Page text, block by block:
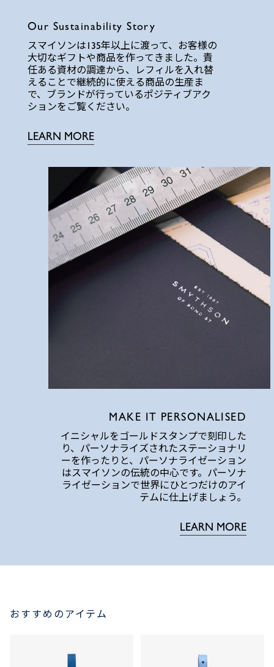
Our Sustainability Story
スマイソンは135年以上に渡って、お客様の
大切なギフトや商品を作ってきました。責
任ある資材の調達から、レフィルを入れ替
えることで継続的に使える商品の生産ま
で、ブランドが行っているポジティブアク
ションをご覧ください。
LEARN MORE
MAKE IT PERSONALISED
イニシャルをゴールドスタンプで刻印した
り、パーソナライズされたステーショナリ
ーを作ったりと、パーソナライゼーション
はスマイソンの伝統の中心です。パーソナ
ライゼーションで世界にひとつだけのアイ
テムに仕上げましょう。
LEARN MORE
おすすめのアイテム